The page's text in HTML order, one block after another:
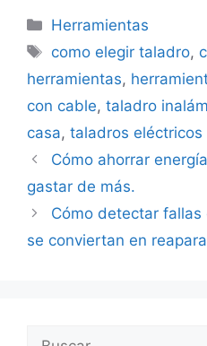
Categorías
Herramientas
Etiquetas
como elegir taladro,
herramientas,
con cable, taladro
casa, taladros eléctricos
Cómo ahorrar
gastar de más.
Cómo detectar
se conviertan en
Buscar: